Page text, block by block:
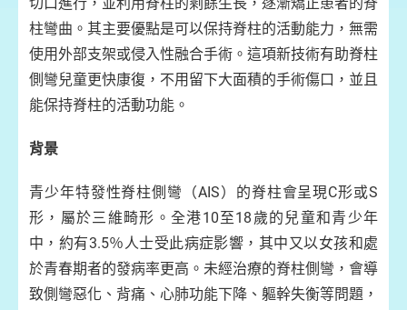
柱彎曲。其主要優點是可以保持脊柱的活動能力，無需
使用外部支架或侵入性融合手術。這項新技術有助脊柱
側彎兒童更快康復，不用留下大面積的手術傷口，並且
能保持脊柱的活動功能。
背景
青少年特發性脊柱側彎（AIS）的脊柱會呈現C形或S
形，屬於三維畸形。全港10至18歲的兒童和青少年
中，約有3.5％人士受此病症影響，其中又以女孩和處
於青春期者的發病率更高。未經治療的脊柱側彎，會導
致側彎惡化、背痛、心肺功能下降、軀幹失衡等問題，